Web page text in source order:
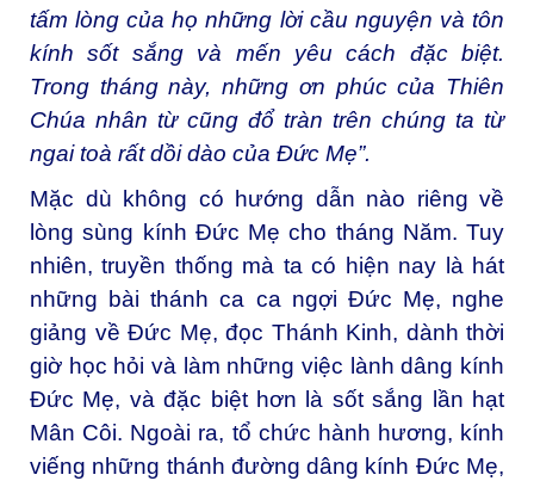
tấm lòng của họ những lời cầu nguyện và tôn
kính sốt sắng và mến yêu cách đặc biệt.
Trong tháng này, những ơn phúc của Thiên
Chúa nhân từ cũng đổ tràn trên chúng ta từ
ngai toà rất dồi dào của Đức Mẹ”.
Mặc dù không có hướng dẫn nào riêng về
lòng sùng kính Đức Mẹ cho tháng Năm. Tuy
nhiên, truyền thống mà ta có hiện nay là hát
những bài thánh ca ca ngợi Đức Mẹ, nghe
giảng về Đức Mẹ, đọc Thánh Kinh, dành thời
giờ học hỏi và làm những việc lành dâng kính
Đức Mẹ, và đặc biệt hơn là sốt sắng lần hạt
Mân Côi. Ngoài ra, tổ chức hành hương, kính
viếng những thánh đường dâng kính Đức Mẹ,